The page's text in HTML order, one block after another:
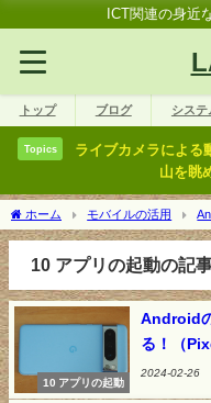
ICT関連の身近
トップ ブログ システ
Topics
ライブカメラによる
山を眺
ホーム モバイルの活用
10 アプリの起動の記
10 アプリの起動
Android
る！（
2024-02-26